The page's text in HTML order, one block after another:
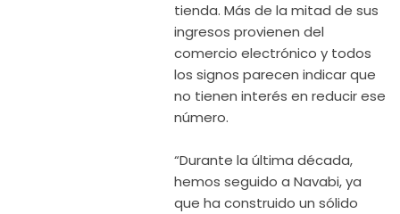
tienda. Más de la mitad de sus
ingresos provienen del
comercio electrónico y todos
los signos parecen indicar que
no tienen interés en reducir ese
número.
“Durante la última década,
hemos seguido a Navabi, ya
que ha construido un sólido